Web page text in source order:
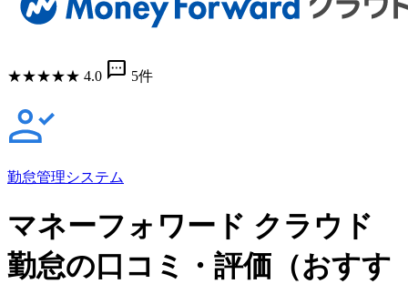
★★★★★ 4.0 sms 5件
勤怠管理システム
マネーフォワード クラウド
勤怠の口コミ・評価（おすす